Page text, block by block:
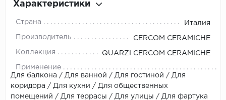
Характеристики
Страна Италия
Производитель CERCOM CERAMICHE
Коллекция QUARZI CERCOM CERAMICHE
Применение
Для балкона / Для ванной / Для гостиной / Для
коридора / Для кухни / Для общественных
помещений / Для террасы / Для улицы / Для фартука